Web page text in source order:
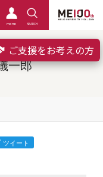
meimo SEARCH
ご支援をお考えの方
一郎